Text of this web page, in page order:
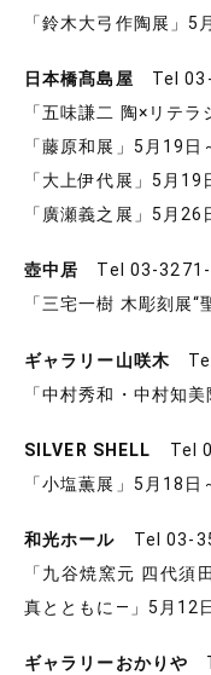
「鈴木大弓作陶展」5
日本橋髙島屋 Tel
「五味謙二 陶×リテ
「藤原和展」5月19日
「大上伊代展」5月19
「廣瀬義之展」5月26
壺中居 Tel 03-3271-
「三宅一樹 木彫刻展
ギャラリー山咲木
「中村秀和・中村知
SILVER SHELL Tel
「小塩薫展」5月18日
和光ホール Tel 03-
「九谷焼窯元 四代
真とともに―」5月12
ギャラリーおかりや